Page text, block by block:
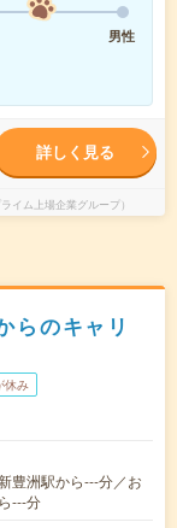
男性
詳しく見る
イム上場企業グループ）
らのキャリ
休み
豊洲駅から---分／お
---分